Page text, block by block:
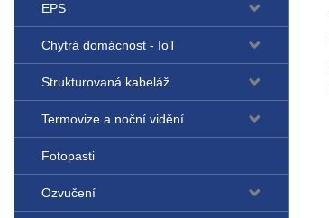
EPS
Chytrá domácnost - IoT
Strukturovaná kabeláž
Termovize a noční vidění
Fotopasti
Ozvučení